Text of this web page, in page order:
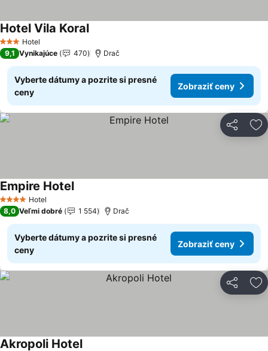
3 Počet hviezdičiek
Hotel
Hotel Vila KoralZobraziť ceny
9,1 Vynikajúce 470 Drač
Vyberte dátumy a pozrite si presné
ceny
Zobraziť ceny
Zdieľať
4 Počet hviezdičiek
Hotel
Empire HotelZobraziť ceny
8,0 Veľmi dobré 1 554 Drač
Vyberte dátumy a pozrite si presné
ceny
Zobraziť ceny
Zdieľať
Akropoli Hotel